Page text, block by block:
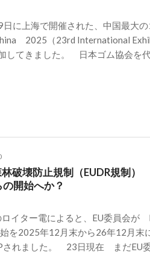
に上海で開催された、中国最大の
2025（23rd International
してきました。 日本ゴム協会を
破壊防止規制（EUDR規制
開始へか？
イター電によると、EU委員会が
を2025年12月末から26年12月末
されました。 23日現在 まだEU